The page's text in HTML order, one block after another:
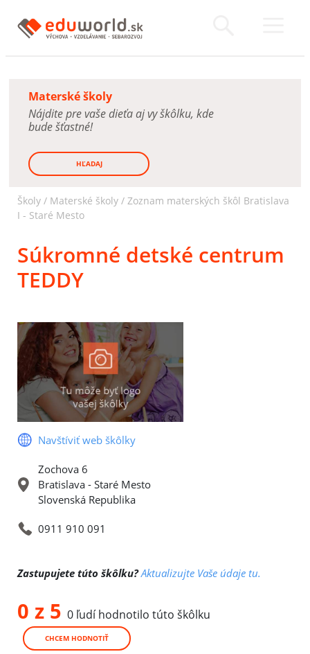
Materské školy
Nájdite pre vaše dieťa aj vy škôlku, kde
bude šťastné!
HĽADAJ
Školy / Materské školy / Zoznam materských škôl Bratislava
I - Staré Mesto
Súkromné detské centrum
TEDDY
Navštíviť web škôlky
Zochova 6
Bratislava - Staré Mesto
Slovenská Republika
0911 910 091
Zastupujete túto škôlku? Aktualizujte Vaše údaje tu.
0 z 5 0 ľudí hodnotilo túto škôlku
CHCEM HODNOTIŤ